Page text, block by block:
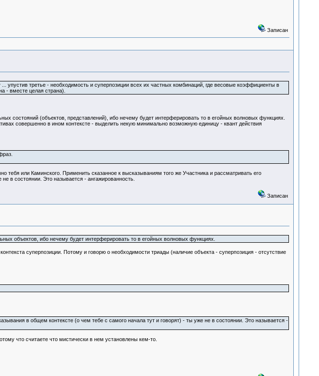
Записан
упустив третье - необходимость и суперпозиции всех их частных комбинаций, где весовые коэффициенты в
- вместе целая страна).
состояний (объектов, представлений), ибо нечему будет интерферировать то в егойных волновых функциях.
совершенно в ином контексте - выделить некую минимально возможную единицу - квант действия
тебя или Каминского. Применить сказанное к высказываниям того же Участника и рассматривать его
в состоянии. Это называется - ангажированность.
Записан
объектов, ибо нечему будет интерферировать то в егойных волновых функциях.
суперпозиции. Потому и говорю о необходимости триады (наличие объекта - суперпозиция - отсутствие
в общем контексте (о чем тебе с самого начала тут и говорят) - ты уже не в состоянии. Это называется -
что считаете что мистически в нем установлены кем-то.